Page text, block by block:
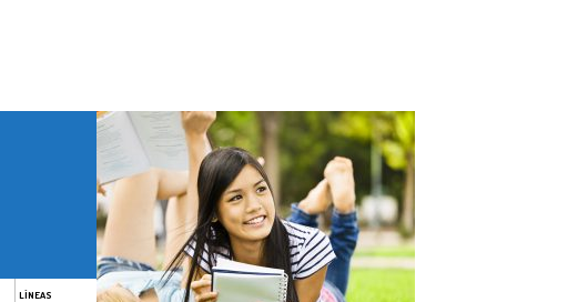
LÍNEAS